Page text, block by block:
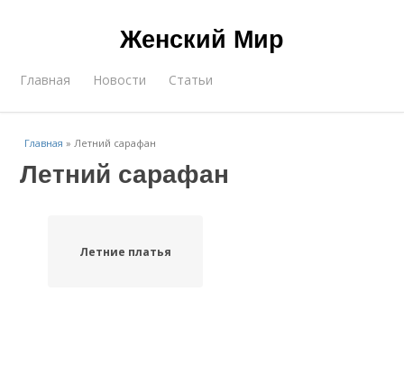
Женский Мир
Главная Новости Статьи
Главная »Летний сарафан
Летний сарафан
Летние платья